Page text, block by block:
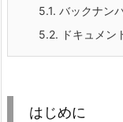
5.1. バックナン
5.2. ドキュメン
はじめに